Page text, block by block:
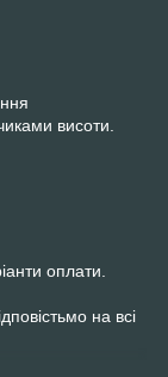
висоти.
оплати.
на всі